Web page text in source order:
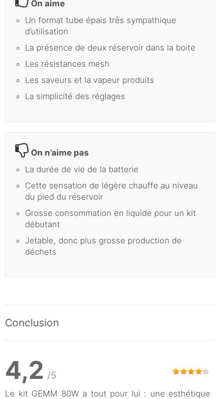
On aime
Un format tube épais très sympathique
d’utilisation
La présence de deux réservoir dans la boite
Les résistances mesh
Les saveurs et la vapeur produits
La simplicité des réglages
On n’aime pas
La durée de vie de la batterie
Cette sensation de légère chauffe au niveau
du pied du réservoir
Grosse consommation en liquide pour un kit
débutant
Jetable, donc plus grosse production de
déchets
Conclusion
4,2 /5
Le kit GEMM 80W a tout pour lui : une esthétique